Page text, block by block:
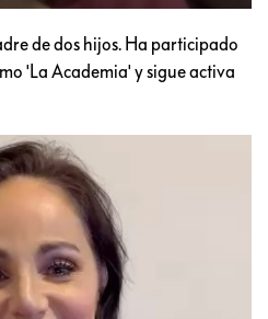
de dos hijos. Ha participado
'La Academia' y sigue activa